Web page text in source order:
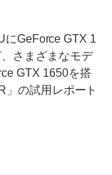
GeForce GTX 1
さまざまなモデ
GTX 1650を搭
」の試用レポート